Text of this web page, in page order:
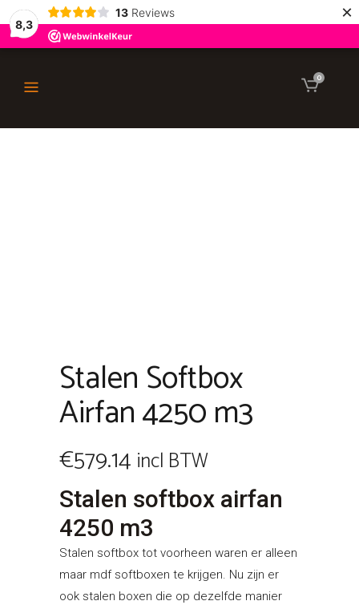
8,3
13 Reviews ×
0
Stalen Softbox
Airfan 4250 m3
€579.14 incl BTW
Stalen softbox airfan
4250 m3
Stalen softbox tot voorheen waren er alleen
maar mdf softboxen te krijgen. Nu zijn er
ook stalen boxen die op dezelfde manier